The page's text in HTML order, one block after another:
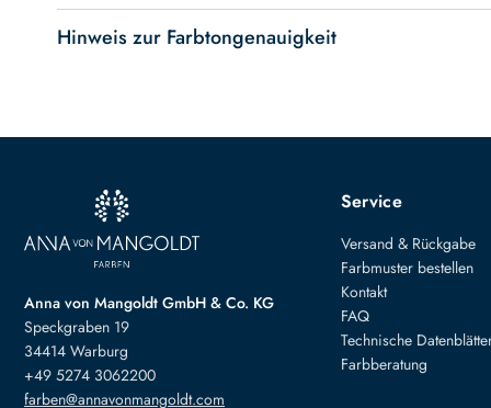
Hinweis zur Farbtongenauigkeit
Anna von Mangoldt GmbH & Co. KG
Speckgraben 19
34414 Warburg
+49 5274 3062200
farben@annavonmangoldt.com
Service
Versand & Rückgabe
Farbmuster bestellen
Kontakt
FAQ
Technische
Farbberatung